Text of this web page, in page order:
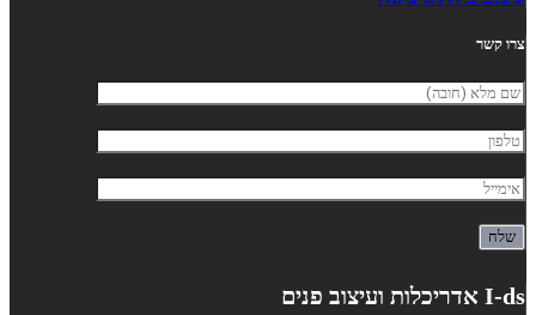
צרו קשר
I-ds אדריכלות ועיצוב פנים